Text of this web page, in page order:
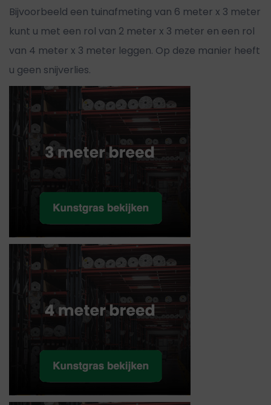
Bijvoorbeeld een tuinafmeting van 6 meter x 3 meter
kunt u met een rol van 2 meter x 3 meter en een rol
van 4 meter x 3 meter leggen. Op deze manier heeft
u geen snijverlies.